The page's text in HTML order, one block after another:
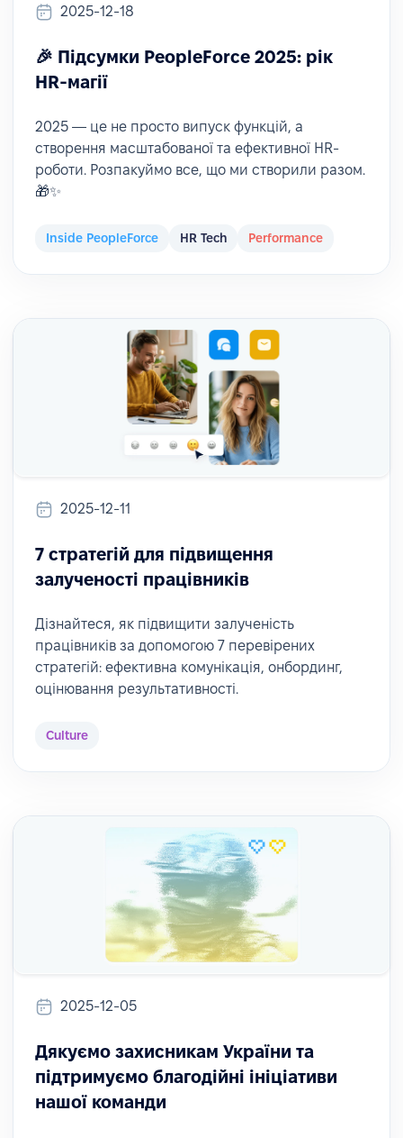
2025-12-18
🎉 Підсумки PeopleForce 2025: рік
HR-магії
2025 — це не просто випуск функцій, а
створення масштабованої та ефективної HR-
роботи. Розпакуймо все, що ми створили разом.
🎁✨
Inside PeopleForce HR Tech Performance
2025-12-11
7 стратегій для підвищення
залученості працівників
Дізнайтеся, як підвищити залученість
працівників за допомогою 7 перевірених
стратегій: ефективна комунікація, онбординг,
оцінювання результативності.
Culture
2025-12-05
Дякуємо захисникам України та
підтримуємо благодійні ініціативи
нашої команди